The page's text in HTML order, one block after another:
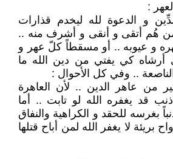
:
و الدعوة لله ليخدم قذارات
هُم أتقى و أنقى و أشرف منه ..
و عيوبه .. أو مسقطاً كلّ عهر و
أرشاه كي يفتي من دين الله ما
.. وفي كل الأحوال :
من عاهر الدين .. لأن العاهرة
قد يغفره الله لو تابت .. أما
بغرسه للحقد و الكراهية والنفاق
بريئة لا يغفر الله لمن أباح قتلها